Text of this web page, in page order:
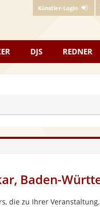
Künstler-Login
DJS REDNER
Baden-
die zu Ihrer